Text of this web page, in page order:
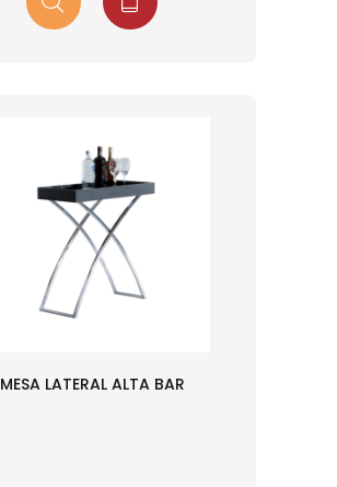
MESA LATERAL ALTA BAR